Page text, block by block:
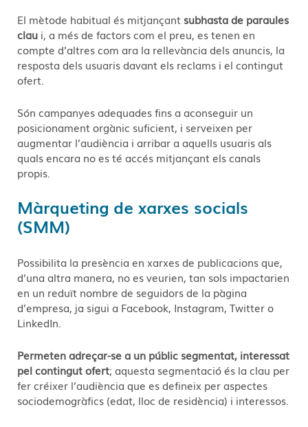
El mètode habitual és mitjançant subhasta de paraules
clau i, a més de factors com el preu, es tenen en
compte d’altres com ara la rellevància dels anuncis, la
resposta dels usuaris davant els reclams i el contingut
ofert.
Són campanyes adequades fins a aconseguir un
posicionament orgànic suficient, i serveixen per
augmentar l’audiència i arribar a aquells usuaris als
quals encara no es té accés mitjançant els canals
propis.
Màrqueting de xarxes socials
(SMM)
Possibilita la presència en xarxes de publicacions que,
d’una altra manera, no es veurien, tan sols impactarien
en un reduït nombre de seguidors de la pàgina
d’empresa, ja sigui a Facebook, Instagram, Twitter o
LinkedIn.
Permeten adreçar-se a un públic segmentat, interessat
pel contingut ofert; aquesta segmentació és la clau per
fer créixer l’audiència que es defineix per aspectes
sociodemogràfics (edat, lloc de residència) i interessos.